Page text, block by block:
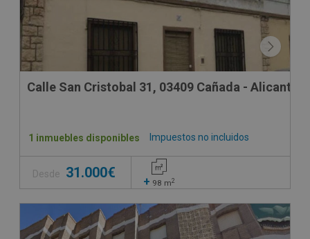
Calle San Cristobal 31, 03409 Cañada - Alicante
Impuestos no incluidos
1 inmuebles disponibles
Desde 31.000€
+ 98 m2
CESIÓN DE REMATE